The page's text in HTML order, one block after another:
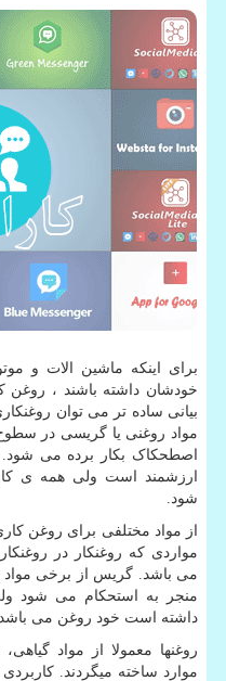
برای اینکه ماشین الات و
خودشان داشته باشند ، روغن
بیانی ساده تر می توان
مواد روغنی یا گریسی در
اصطحکاک بکار برده می شود.
ارزشمند است ولی همه ی
شود.
از مواد مختلفی برای روغن
مواردی که روغنکار در
می باشد. گریس از برخی مواد
منجر به استحکام می شود
داشته است خود روغن می
روغنها معمولا از مواد
موارد ساخته میگردند.